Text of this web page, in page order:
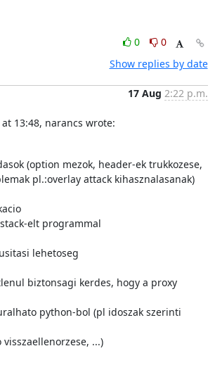
0
0
Show replies by date
17 Aug 2:22 p.m.
13:48, narancs wrote:
(option mezok, header-ek trukkozese,
pl.:overlay attack kihasznalasanak)
elt programmal
lehetoseg
biztonsagi kerdes, hogy a proxy
python-bol (pl idoszak szerinti
...)